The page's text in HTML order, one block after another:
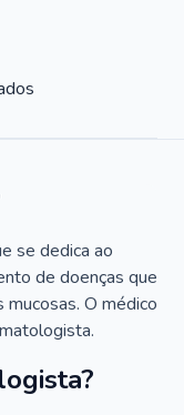
se dedica ao
de doenças que
mucosas. O médico